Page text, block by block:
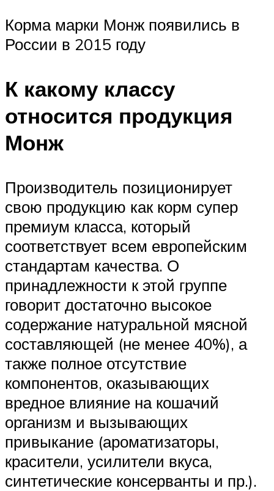
Корма марки Монж появились в
России в 2015 году
К какому классу
относится продукция
Монж
Производитель позиционирует
свою продукцию как корм супер
премиум класса, который
соответствует всем европейским
стандартам качества. О
принадлежности к этой группе
говорит достаточно высокое
содержание натуральной мясной
составляющей (не менее 40%), а
также полное отсутствие
компонентов, оказывающих
вредное влияние на кошачий
организм и вызывающих
привыкание (ароматизаторы,
красители, усилители вкуса,
синтетические консерванты и пр.).